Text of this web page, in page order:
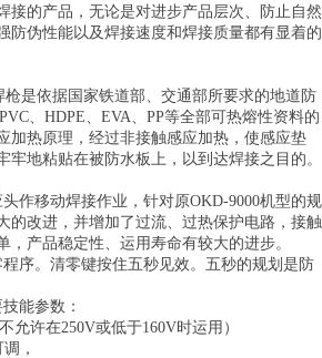
接的产品，无论是对进步产品层次、防止自然
防伪性能以及焊接速度和焊接质量都有显着的
是依据国家铁道部、交通部所要求的地道防
、HDPE、EVA、PP等全部可热熔性资料的
加热原理，经过非接触感应加热，使感应垫
牢地粘贴在被防水板上，以到达焊接之目的。
头作移动焊接作业，针对原OKD-9000机型的规
的改进，并增加了过流、过热保护电路，接触
，产品稳定性、运用寿命有较大的进步。
程序。清零键按住五秒见效。五秒的规划是防
能参数：
许在250V或低于160V时运用）
，